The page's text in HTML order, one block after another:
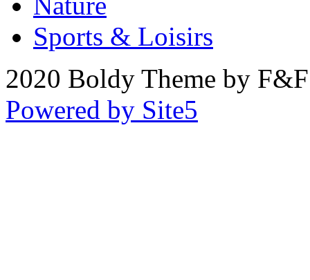
Sports & Loisirs
2020 Boldy Theme by
Powered by Site5